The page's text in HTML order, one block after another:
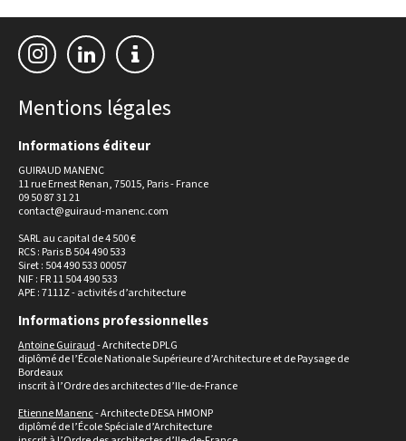
Mentions légales
Informations éditeur
GUIRAUD MANENC
11 rue Ernest Renan, 75015, Paris - France
09 50 87 31 21
contact@guiraud-manenc.com
SARL au capital de 4 500 €
RCS : Paris B 504 490 533
Siret : 504 490 533 00057
NIF : FR 11 504 490 533
APE : 7111Z - activités d’architecture
Informations professionnelles
Antoine Guiraud- Architecte DPLG
diplômé de l’École Nationale Supérieure d’Architecture et de Paysage de
Bordeaux
inscrit à l’Ordre des architectes d’Ile-de-France
Etienne Manenc- Architecte DESA HMONP
diplômé de l’École Spéciale d’Architecture